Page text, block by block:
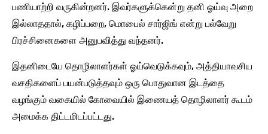
பணியாற்றி வருகின்றனர். இவர்களுக்கென்று தனி ஓய்வு அறை
இல்லாததால், கழிப்பறை, மொபைல் சார்ஜிங் என்று பல்வேறு
பிரச்சினைகளை அனுபவித்து வந்தனர்.
இதனிடையே தொழிலாளர்கள் ஓய்வெடுக்கவும், அத்தியாவசிய
வசதிகளைப் பயன்படுத்தவும் ஒரு பொதுவான இடத்தை
வழங்கும் வகையில் கோவையில் இணையத் தொழிலாளர் கூடம்
அமைக்க திட்டமிடப்பட்டது.